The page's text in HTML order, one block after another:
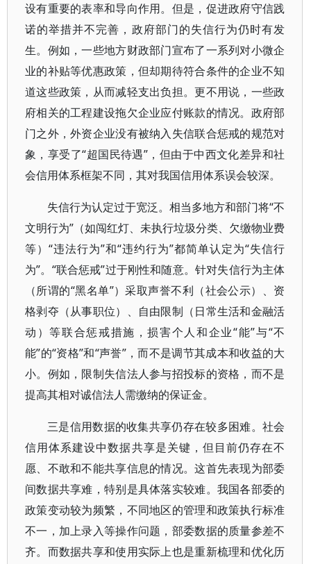
设有重要的表率和导向作用。但是，促进政府守信践
诺的举措并不完善，政府部门的失信行为仍时有发
生。例如，一些地方财政部门宣布了一系列对小微企
业的补贴等优惠政策，但却期待符合条件的企业不知
道这些政策，从而减轻支出负担。更不用说，一些政
府相关的工程建设拖欠企业应付账款的情况。政府部
门之外，外资企业没有被纳入失信联合惩戒的规范对
象，享受了“超国民待遇”，但由于中西文化差异和社
会信用体系框架不同，其对我国信用体系误会较深。
失信行为认定过于宽泛。相当多地方和部门将“不
文明行为”（如闯红灯、未执行垃圾分类、欠缴物业费
等）“违法行为”和“违约行为”都简单认定为“失信行
为”。“联合惩戒”过于刚性和随意。针对失信行为主体
（所谓的“黑名单”）采取声誉不利（社会公示）、资
格剥夺（从事职位）、自由限制（日常生活和金融活
动）等联合惩戒措施，损害个人和企业“能”与“不
能”的“资格”和“声誉”，而不是调节其成本和收益的大
小。例如，限制失信法人参与招投标的资格，而不是
提高其相对诚信法人需缴纳的保证金。
三是信用数据的收集共享仍存在较多困难。社会
信用体系建设中数据共享是关键，但目前仍存在不
愿、不敢和不能共享信息的情况。这首先表现为部委
间数据共享难，特别是具体落实较难。我国各部委的
政策变动较为频繁，不同地区的管理和政策执行标准
不一，加上录入等操作问题，部委数据的质量参差不
齐。而数据共享和使用实际上也是重新梳理和优化历